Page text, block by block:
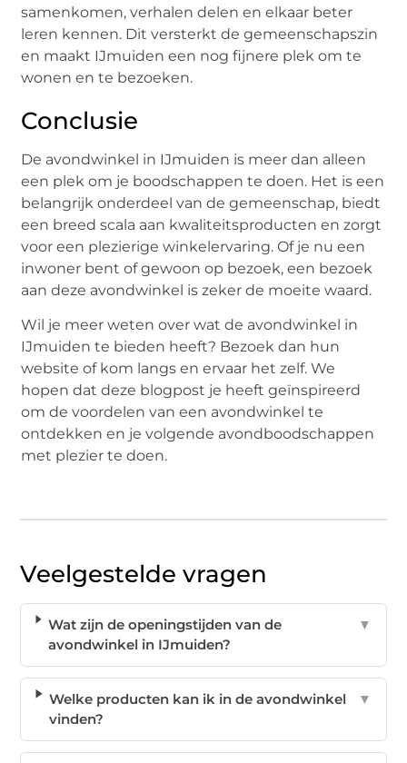
samenkomen, verhalen delen en elkaar beter
leren kennen. Dit versterkt de gemeenschapszin
en maakt IJmuiden een nog fijnere plek om te
wonen en te bezoeken.
Conclusie
De avondwinkel in IJmuiden is meer dan alleen
een plek om je boodschappen te doen. Het is een
belangrijk onderdeel van de gemeenschap, biedt
een breed scala aan kwaliteitsproducten en zorgt
voor een plezierige winkelervaring. Of je nu een
inwoner bent of gewoon op bezoek, een bezoek
aan deze avondwinkel is zeker de moeite waard.
Wil je meer weten over wat de avondwinkel in
IJmuiden te bieden heeft? Bezoek dan hun
website of kom langs en ervaar het zelf. We
hopen dat deze blogpost je heeft geïnspireerd
om de voordelen van een avondwinkel te
ontdekken en je volgende avondboodschappen
met plezier te doen.
Veelgestelde vragen
Wat zijn de openingstijden van de
avondwinkel in IJmuiden?
▼
Welke producten kan ik in de avondwinkel
vinden?
▼